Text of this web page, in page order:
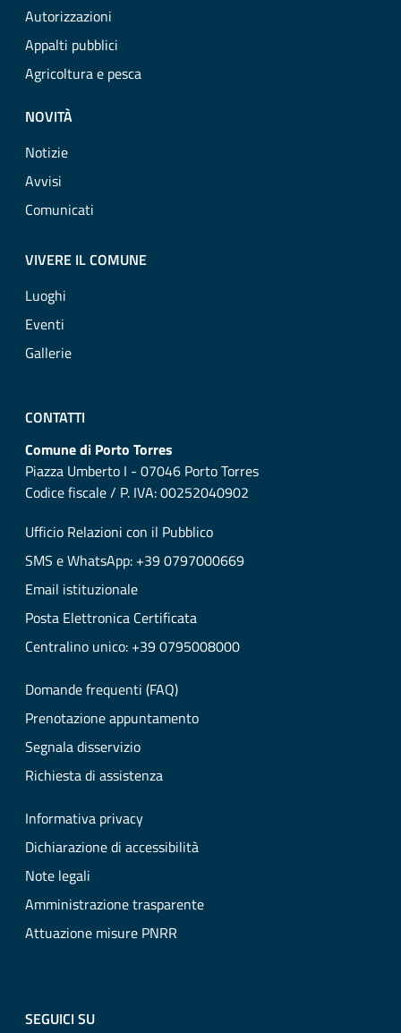
Autorizzazioni
Appalti pubblici
Agricoltura e pesca
NOVITÀ
Notizie
Avvisi
Comunicati
VIVERE IL COMUNE
Luoghi
Eventi
Gallerie
CONTATTI
Comune di Porto Torres
Piazza Umberto I - 07046 Porto Torres
Codice fiscale / P. IVA: 00252040902
Ufficio Relazioni con il Pubblico
SMS e WhatsApp: +39 0797000669
Email istituzionale
Posta Elettronica Certificata
Centralino unico: +39 0795008000
Domande frequenti (FAQ)
Prenotazione appuntamento
Segnala disservizio
Richiesta di assistenza
Informativa privacy
Dichiarazione di accessibilità
Note legali
Amministrazione trasparente
Attuazione misure PNRR
SEGUICI SU